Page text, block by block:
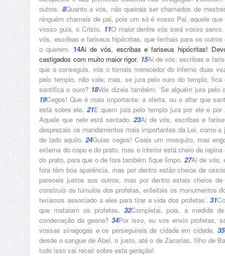
outros. 8Quanto a vós, não queirais ser chamados de
ninguém chameis de pai, pois um só é vosso Pai, aquele
vosso guia, o Cristo. 11O maior dentre vós será vosso
vós, escribas e fariseus hipócritas, que fechais para os
o querem. 14Ai de vós, escribas e fariseus hipócritas!
castigados com muito maior rigor. 15Ai de vós, escribas e
que o conseguis, vós o tornais merecedor do inferno duas
pelo templo, não vale; mas, se jura pelo ouro do templo, fica
santifica o ouro? 18Vós dizeis também: ‘Se alguém jura
19Cegos! Que é mais importante: a oferta, ou o altar que
está sobre ele. 21E quem jura pelo templo jura por ele e
Aquele que nele está sentado. 23Ai de vós, escribas e
desprezais os mandamentos mais importantes da Lei, como
de lado aquilo.24Guias cegos! Coais um mosquito, mas
externa do copo e do prato, mas o interior está cheio de
do prato, para que o de fora também fique limpo.27Ai de vós,
fora têm boa aparência, mas por dentro estão cheios de
pareceis justos aos outros, mas por dentro estais cheios
construís os túmulos dos profetas, enfeitais os monumentos
teríamos associado a eles para tirar a vida dos profetas’.31
que mataram os profetas. 32Completai, pois, a medida
condenação da geena?34Por isso, eu vos envio profetas,
vossas sinagogas e os perseguireis de cidade em cidade, 35
desde o sangue de Abel, o justo, até o de Zacarias, filho de
tudo isso vai recair sobre esta geração!